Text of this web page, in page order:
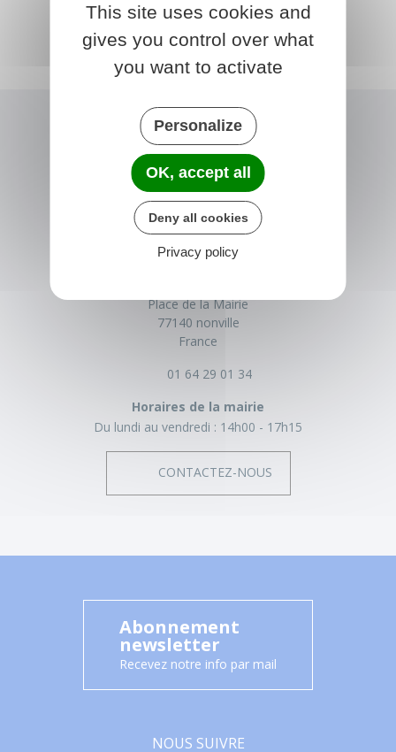
Place de la Mairie
77140 nonville
France
01 64 29 01 34
Horaires de la mairie
Du lundi au vendredi : 14h00 - 17h15
CONTACTEZ-NOUS
Abonnement
newsletter
Recevez notre info par mail
NOUS SUIVRE
This site uses cookies and
gives you control over what
you want to activate
Personalize
OK, accept all
Deny all cookies
Privacy policy